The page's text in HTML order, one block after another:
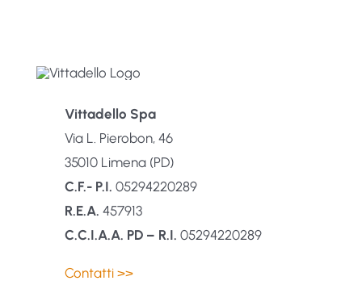
Vittadello Spa
Via L. Pierobon, 46
35010 Limena (PD)
C.F.- P.I. 05294220289
R.E.A. 457913
C.C.I.A.A. PD – R.I. 05294220289
Contatti >>